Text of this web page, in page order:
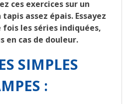
ces exercices sur un
assez épais. Essayez
les séries indiquées,
en cas de douleur.
SIMPLES
: